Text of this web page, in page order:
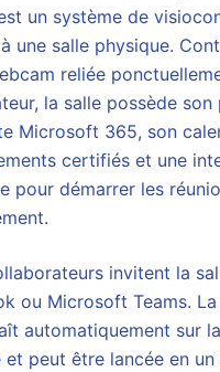
un système de
une salle physique.
reliée
la salle possède son
Microsoft 365, son
certifiés et une
pour démarrer les
invitent la
ou Microsoft Teams.
automatiquement sur
peut être lancée en un